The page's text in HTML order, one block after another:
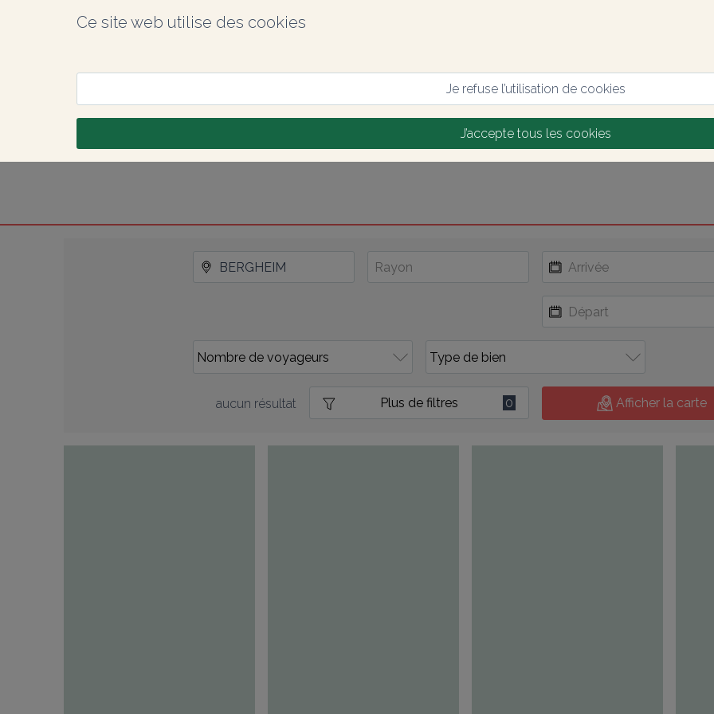
Ce site web utilise des cookies
Je refuse l’utilisation de cookies
J’accepte tous les cookies
aucun résultat Plus de filtres 0 Afficher la carte